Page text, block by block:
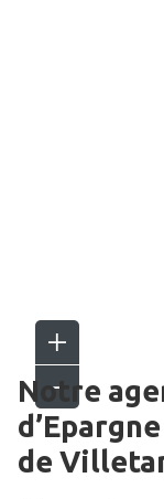
Notre
d’Epargne
de